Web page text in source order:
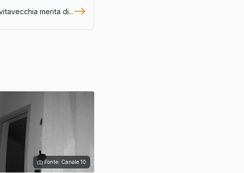
merita di...
Fonte: Canale 10